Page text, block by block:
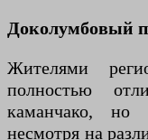
Доколумбовый
Жителями
полностью
каманчако, но
несмотря на